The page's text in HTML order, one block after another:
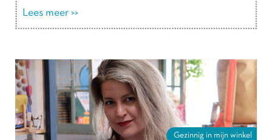
verder
Lees meer >>
Gezinnig in mijn winkel